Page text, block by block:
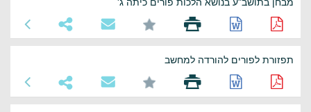
תפזורת לפורים להורדה למחשב